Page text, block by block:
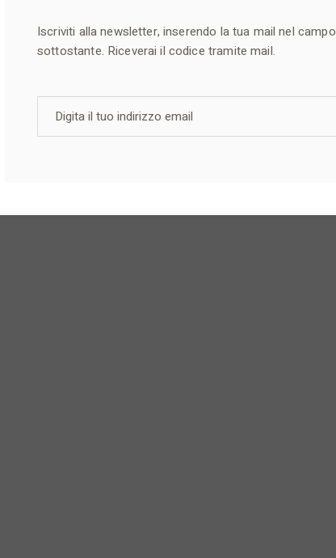
Iscriviti alla newsletter, inserendo la tua mail nel campo
sottostante. Riceverai il codice tramite mail.